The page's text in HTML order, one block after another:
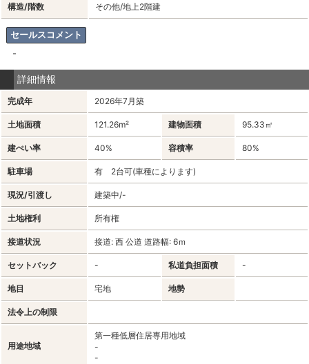
構造/階数 その他/地上2階建
セールスコメント
-
詳細情報
完成年 2026年7月築
土地面積 121.26m² 建物面積 95.33㎡
建ぺい率 40% 容積率 80%
駐車場 有 2台可(車種によります)
現況/引渡し 建築中/-
土地権利 所有権
接道状況 接道: 西 公道 道路幅: 6ｍ
セットバック - 私道負担面積 -
地目 宅地 地勢
法令上の制限
用途地域
第一種低層住居専用地域
-
-